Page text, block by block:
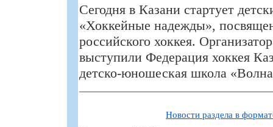
Сегодня в Казани стартует
«Хоккейные надежды»,
российского хоккея.
выступили Федерация хоккея
детско-юношеская школа
Новости раздела в